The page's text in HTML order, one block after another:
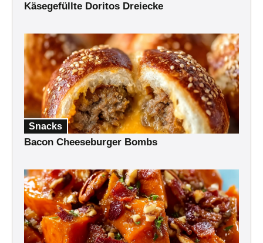
Käsegefüllte Doritos Dreiecke
Snacks
Bacon Cheeseburger Bombs